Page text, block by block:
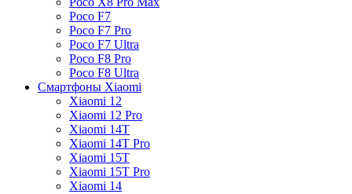
Poco F7
Poco F7 Pro
Poco F7 Ultra
Poco F8 Pro
Poco F8 Ultra
Смартфоны Xiaomi
Xiaomi 12
Xiaomi 12 Pro
Xiaomi 14T
Xiaomi 14T Pro
Xiaomi 15T
Xiaomi 15T Pro
Xiaomi 14